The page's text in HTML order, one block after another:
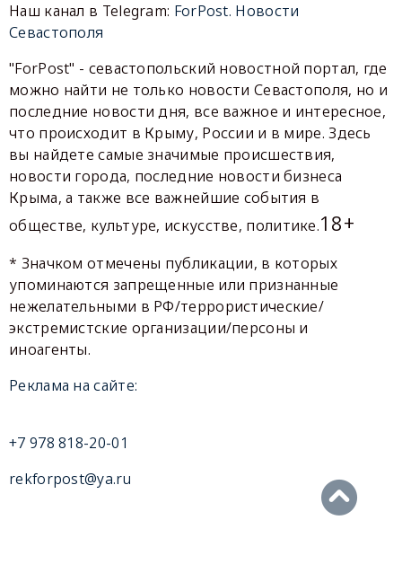
Наш канал в Telegram: ForPost. Новости
Севастополя
"ForPost" - севастопольский новостной портал, где
можно найти не только новости Севастополя, но и
последние новости дня, все важное и интересное,
что происходит в Крыму, России и в мире. Здесь
вы найдете самые значимые происшествия,
новости города, последние новости бизнеса
Крыма, а также все важнейшие события в
обществе, культуре, искусстве, политике.18+
* Значком отмечены публикации, в которых
упоминаются запрещенные или признанные
нежелательными в РФ/террористические/
экстремистские организации/персоны и
иноагенты.
Реклама на сайте:
+7 978 818-20-01
rekforpost@ya.ru